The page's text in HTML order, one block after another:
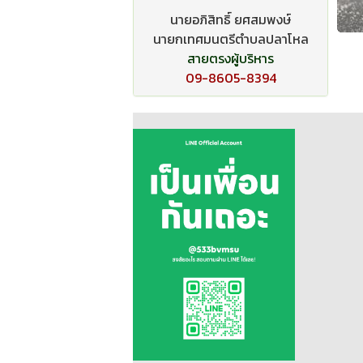
นายอภิสิทธิ์ ยศสมพงษ์
นายกเทศมนตรีตำบลปลาโหล
สายตรงผู้บริหาร
09-8605-8394